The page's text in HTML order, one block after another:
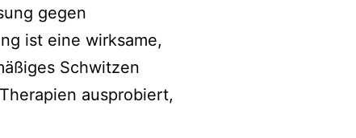
gegen
ist eine wirksame,
Schwitzen
ausprobiert,